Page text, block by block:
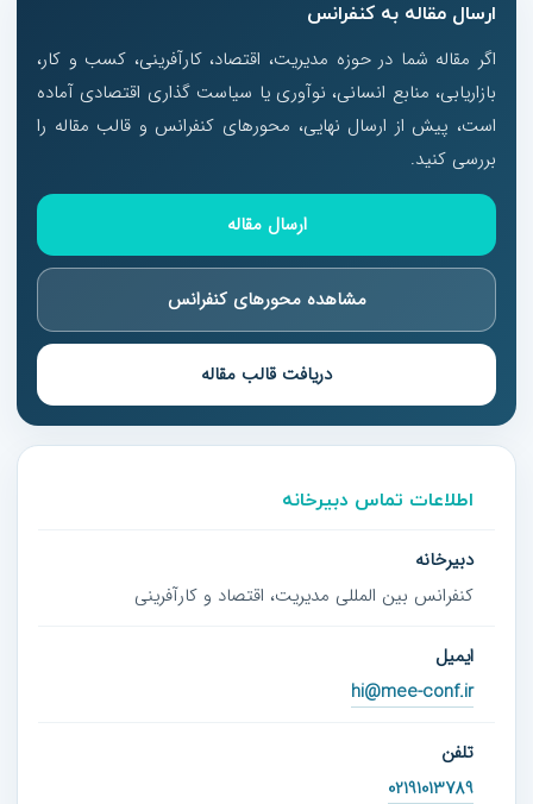
ارسال مقاله به کنفرانس
اگر مقاله شما در حوزه مدیریت، اقتصاد، کارآفرینی، کسب و کار،
بازاریابی، منابع انسانی، نوآوری یا سیاست گذاری اقتصادی آماده
است، پیش از ارسال نهایی، محورهای کنفرانس و قالب مقاله را
بررسی کنید.
ارسال مقاله
مشاهده محورهای کنفرانس
دریافت قالب مقاله
اطلاعات تماس دبیرخانه
دبیرخانه
کنفرانس بین المللی مدیریت، اقتصاد و کارآفرینی
ایمیل
hi@mee-conf.ir
تلفن
02191013789